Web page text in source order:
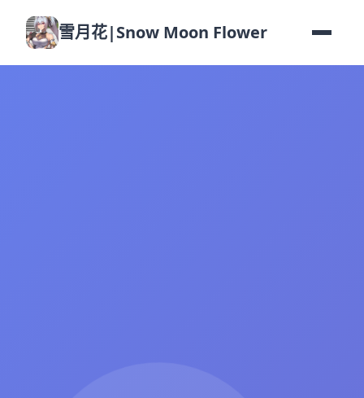
雪月花|Snow Moon Flower